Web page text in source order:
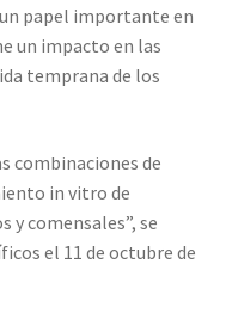
papel importante en
un impacto en las
temprana de los
combinaciones de
in vitro de
comensales”, se
el 11 de octubre de